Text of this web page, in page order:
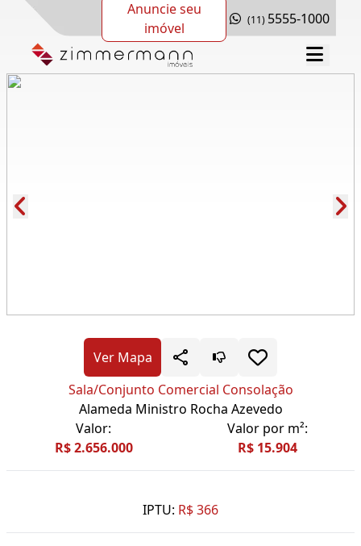
Anuncie seu
imóvel
(11) 5555-1000
Ver Mapa
Sala/Conjunto Comercial Consolação
Alameda Ministro Rocha Azevedo
Valor:
R$ 2.656.000
Valor por m²:
R$ 15.904
IPTU: R$ 366